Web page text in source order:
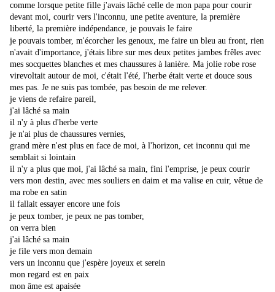
comme lorsque petite fille j'avais lâché celle de mon papa pour courir
devant moi, courir vers l'inconnu, une petite aventure, la première
liberté, la première indépendance, je pouvais le faire
je pouvais tomber, m'écorcher les genoux, me faire un bleu au front, rien
n'avait d'importance, j'étais libre sur mes deux petites jambes frêles avec
mes socquettes blanches et mes chaussures à lanière. Ma jolie robe rose
virevoltait autour de moi, c'était l'été, l'herbe était verte et douce sous
mes pas. Je ne suis pas tombée, pas besoin de me relever.
je viens de refaire pareil,
j'ai lâché sa main
il n'y à plus d'herbe verte
je n'ai plus de chaussures vernies,
grand mère n'est plus en face de moi, à l'horizon, cet inconnu qui me
semblait si lointain
il n'y a plus que moi, j'ai lâché sa main, fini l'emprise, je peux courir
vers mon destin, avec mes souliers en daim et ma valise en cuir, vêtue de
ma robe en satin
il fallait essayer encore une fois
je peux tomber, je peux ne pas tomber,
on verra bien
j'ai lâché sa main
je file vers mon demain
vers un inconnu que j'espère joyeux et serein
mon regard est en paix
mon âme est apaisée